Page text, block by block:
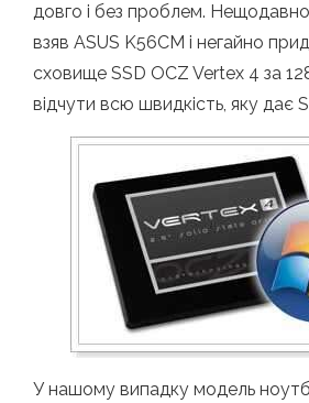
довго і без проблем.
взяв ASUS K56CM і негайно
сховище SSD OCZ Vertex 4 за
відчути всю швидкість, яку дає
У нашому випадку модель